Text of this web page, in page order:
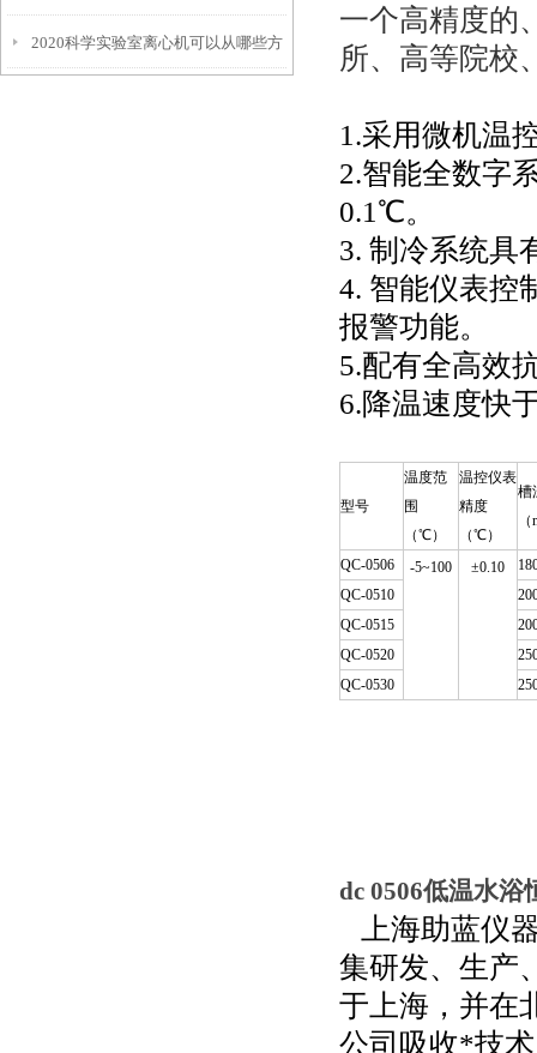
要特征概述
2020科学实验室离心机可以从哪些方
一个高精度的
所、高等院校
1.采用微机温
2.智能全数字
0.1℃。
3. 制冷系统具
4. 智能仪表控
报警功能。
5.配有全高效
6.降温速度快
型号
温度范
围
（℃）
温控仪表
精度
（℃）
槽
QC-0506 -5~100 ±0.10
QC-0510
QC-0515
QC-0520
QC-0530
dc 0506低温水浴
上海助蓝仪
集研发、生产
于上海，并在
公司吸收*技